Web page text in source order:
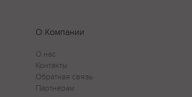
О Компании
О нас
Контакты
Обратная связь
Партнерам